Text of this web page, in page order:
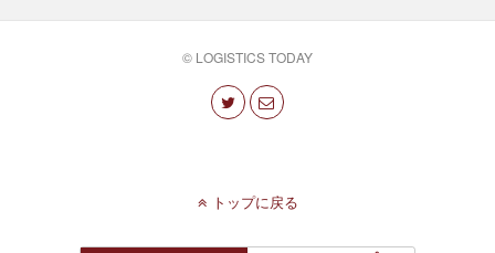
© LOGISTICS TODAY
トップに戻る